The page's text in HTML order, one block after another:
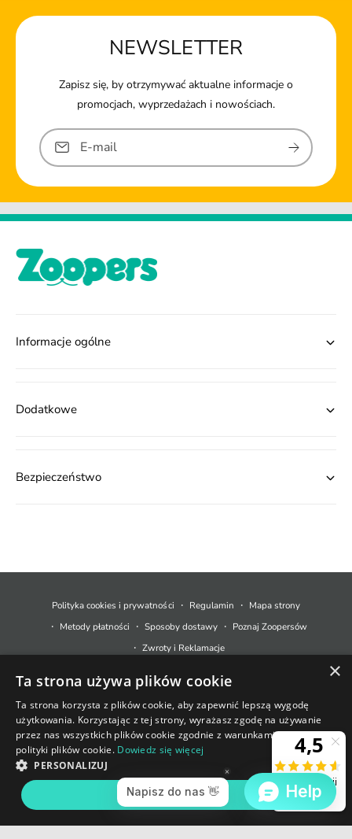
DODAJ DO KOSZYKA
Ostatnie sztuki!
Nie przegap okazji!
NEWSLETTER
Zapisz się, by otrzymywać aktualne informacje o
promocjach, wyprzedażach i nowościach.
E-mail
Informacje ogólne
Dodatkowe
Bezpieczeństwo
e
y
p
ł
a
t
n
o
c
© 2026,Zoopers.pl. Technologia Shopify
Polityka cookies i prywatności Regulamin
Mapa strony
Metody płatności
Sposoby dostawy
Poznaj Zoopersów
Zwroty i Reklamacje
+48 733 550 021
sklep@zoopers.pl
Godziny pracy infolinii
poniedziałek - piątek: 8 - 17
×
Ta strona używa plików cookie
Ta strona korzysta z plików cookie, aby zapewnić lepszą wygodę
użytkowania. Korzystając z tej strony, wyrażasz zgodę na używanie
przez nas wszystkich plików cookie zgodnie z warunkami naszej
polityki plików cookie. Dowiedz się więcej
PERSONALIZUJ
AKCEPTUJ WSZYSTKIE